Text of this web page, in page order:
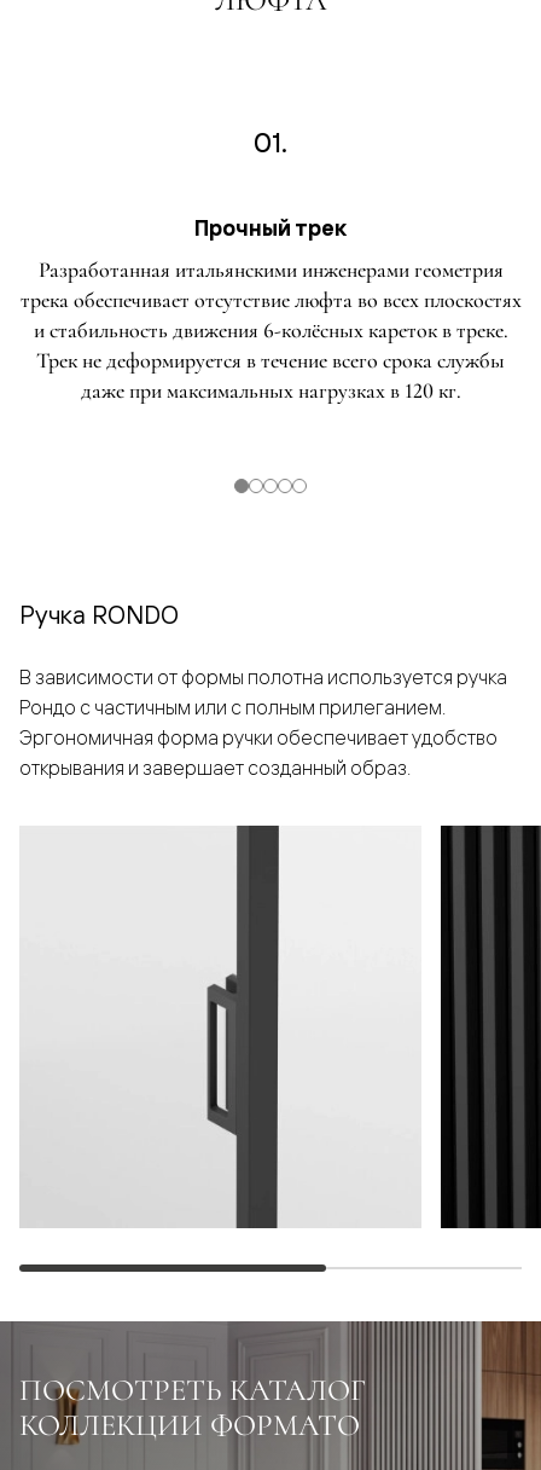
01.
Прочный трек
Разработанная итальянскими инженерами геометрия
трека обеспечивает отсутствие люфта во всех плоскостях
и стабильность движения 6-колёсных кареток в треке.
Трек не деформируется в течение всего срока службы
даже при максимальных нагрузках в 120 кг.
Ручка RONDO
В зависимости от формы полотна используется ручка
Рондо с частичным или с полным прилеганием.
Эргономичная форма ручки обеспечивает удобство
открывания и завершает созданный образ.
ПОСМОТРЕТЬ КАТАЛОГ
КОЛЛЕКЦИИ ФОРМАТО